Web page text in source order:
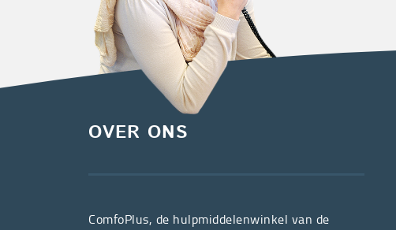
OVER ONS
ComfoPlus, de hulpmiddelenwinkel van de